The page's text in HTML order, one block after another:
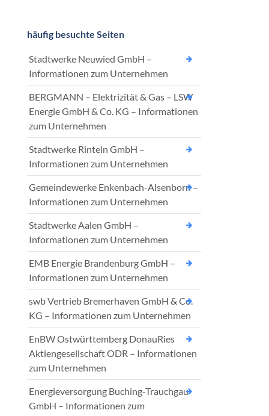
häufig besuchte Seiten
Stadtwerke Neuwied GmbH –
Informationen zum Unternehmen
BERGMANN – Elektrizität & Gas – LSW
Energie GmbH & Co. KG – Informationen
zum Unternehmen
Stadtwerke Rinteln GmbH –
Informationen zum Unternehmen
Gemeindewerke Enkenbach-Alsenborn –
Informationen zum Unternehmen
Stadtwerke Aalen GmbH –
Informationen zum Unternehmen
EMB Energie Brandenburg GmbH –
Informationen zum Unternehmen
swb Vertrieb Bremerhaven GmbH & Co.
KG – Informationen zum Unternehmen
EnBW Ostwürttemberg DonauRies
Aktiengesellschaft ODR – Informationen
zum Unternehmen
Energieversorgung Buching-Trauchgau
GmbH – Informationen zum